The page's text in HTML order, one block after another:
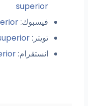
superior
فيسبوك:
تويتر: aisuperior
انستقرام: